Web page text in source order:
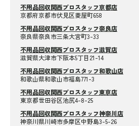
不用品回収関西プロスタッフ京都店
京都府京都市伏見区菱屋町658
不用品回収関西プロスタッフ奈良店
奈良県奈良市三条大宮町3-33
不用品回収関西プロスタッフ滋賀店
滋賀県大津市下阪本5丁目21-14
不用品回収関西プロスタッフ和歌山店
和歌山県和歌山市福島771-3
不用品回収関西プロスタッフ東京店
東京都世田谷区池尻4-8-25
不用品回収関西プロスタッフ神奈川店
神奈川県川崎市多摩区中野島3-5-26